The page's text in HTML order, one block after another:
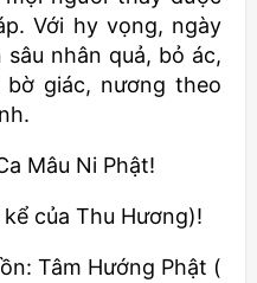
Với hy vọng, ngày
nhân quả, bỏ ác,
bờ giác, nương theo
Mâu Ni Phật!
của Thu Hương)!
Tâm Hướng Phật (